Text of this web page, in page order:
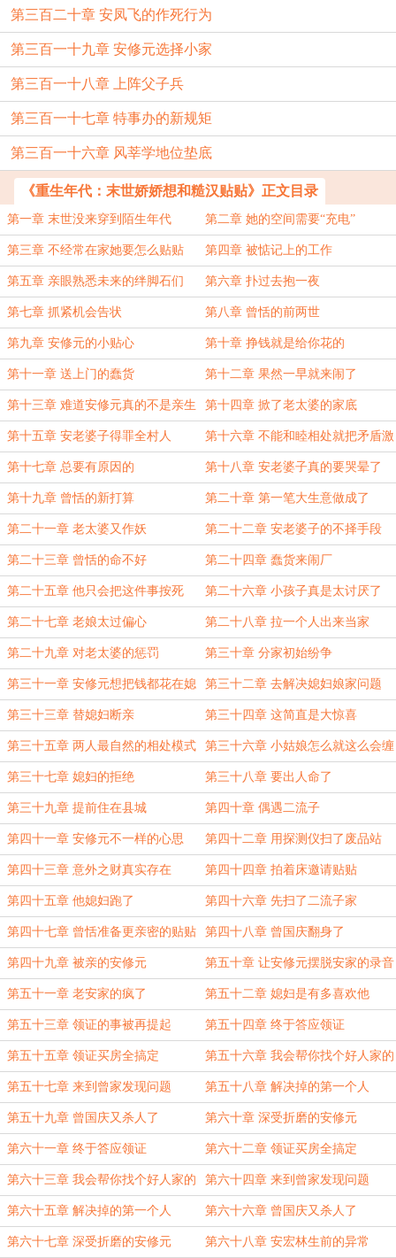
第三百二十章 安凤飞的作死行为
第三百一十九章 安修元选择小家
第三百一十八章 上阵父子兵
第三百一十七章 特事办的新规矩
第三百一十六章 风莘学地位垫底
《重生年代：末世娇娇想和糙汉贴贴》正文目录
第一章 末世没来穿到陌生年代 第二章 她的空间需要“充电”
第三章 不经常在家她要怎么贴贴 第四章 被惦记上的工作
第五章 亲眼熟悉未来的绊脚石们 第六章 扑过去抱一夜
第七章 抓紧机会告状 第八章 曾恬的前两世
第九章 安修元的小贴心 第十章 挣钱就是给你花的
第十一章 送上门的蠢货 第十二章 果然一早就来闹了
第十三章 难道安修元真的不是亲生
的
第十四章 掀了老太婆的家底
第十五章 安老婆子得罪全村人 第十六章 不能和睦相处就把矛盾激
化
第十七章 总要有原因的 第十八章 安老婆子真的要哭晕了
第十九章 曾恬的新打算 第二十章 第一笔大生意做成了
第二十一章 老太婆又作妖 第二十二章 安老婆子的不择手段
第二十三章 曾恬的命不好 第二十四章 蠢货来闹厂
第二十五章 他只会把这件事按死 第二十六章 小孩子真是太讨厌了
第二十七章 老娘太过偏心 第二十八章 拉一个人出来当家
第二十九章 对老太婆的惩罚 第三十章 分家初始纷争
第三十一章 安修元想把钱都花在媳
妇身上
第三十二章 去解决媳妇娘家问题
第三十三章 替媳妇断亲 第三十四章 这简直是大惊喜
第三十五章 两人最自然的相处模式 第三十六章 小姑娘怎么就这么会缠
人呢
第三十七章 媳妇的拒绝 第三十八章 要出人命了
第三十九章 提前住在县城 第四十章 偶遇二流子
第四十一章 安修元不一样的心思 第四十二章 用探测仪扫了废品站
第四十三章 意外之财真实存在 第四十四章 拍着床邀请贴贴
第四十五章 他媳妇跑了 第四十六章 先扫了二流子家
第四十七章 曾恬准备更亲密的贴贴 第四十八章 曾国庆翻身了
第四十九章 被亲的安修元 第五十章 让安修元摆脱安家的录音
机
第五十一章 老安家的疯了 第五十二章 媳妇是有多喜欢他
第五十三章 领证的事被再提起 第五十四章 终于答应领证
第五十五章 领证买房全搞定 第五十六章 我会帮你找个好人家的
第五十七章 来到曾家发现问题 第五十八章 解决掉的第一个人
第五十九章 曾国庆又杀人了 第六十章 深受折磨的安修元
第六十一章 终于答应领证 第六十二章 领证买房全搞定
第六十三章 我会帮你找个好人家的 第六十四章 来到曾家发现问题
第六十五章 解决掉的第一个人 第六十六章 曾国庆又杀人了
第六十七章 深受折磨的安修元 第六十八章 安宏林生前的异常